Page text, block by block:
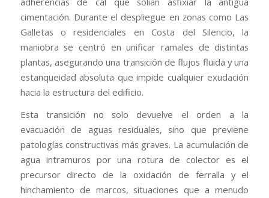
cimentación. Durante el despliegue en zonas como Las
Galletas o residenciales en Costa del Silencio, la
maniobra se centró en unificar ramales de distintas
plantas, asegurando una transición de flujos fluida y una
estanqueidad absoluta que impide cualquier exudación
hacia la estructura del edificio.
Esta transición no solo devuelve el orden a la
evacuación de aguas residuales, sino que previene
patologías constructivas más graves. La acumulación de
agua intramuros por una rotura de colector es el
precursor directo de la oxidación de ferralla y el
hinchamiento de marcos, situaciones que a menudo